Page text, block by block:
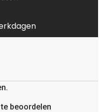
beoordelen